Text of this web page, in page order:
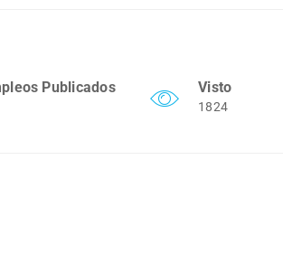
Publicados Visto
1824